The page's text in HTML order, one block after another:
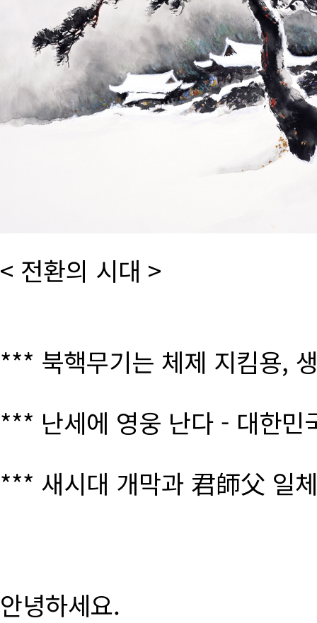
< 전환의 시대 >
*** 북핵무기는 체제 지킴용,
*** 난세에 영웅 난다 - 대한
*** 새시대 개막과 君師父 일
안녕하세요.